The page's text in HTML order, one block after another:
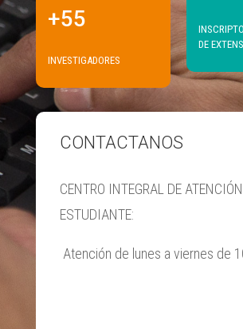
+55
INVESTIGADORES
DE
CONTACTANOS
CENTRO INTEGRAL DE ATENCIÓN
ESTUDIANTE:
Atención de lunes a viernes de